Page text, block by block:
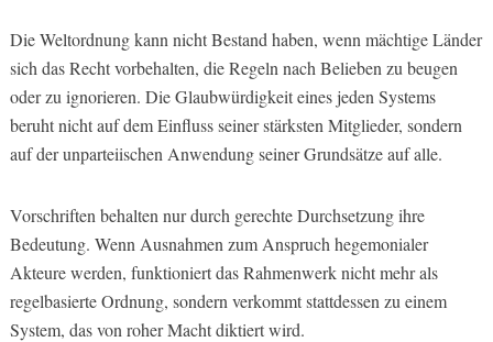
Die Weltordnung kann nicht Bestand haben, wenn mächtige Länder
sich das Recht vorbehalten, die Regeln nach Belieben zu beugen
oder zu ignorieren. Die Glaubwürdigkeit eines jeden Systems
beruht nicht auf dem Einfluss seiner stärksten Mitglieder, sondern
auf der unparteiischen Anwendung seiner Grundsätze auf alle.
Vorschriften behalten nur durch gerechte Durchsetzung ihre
Bedeutung. Wenn Ausnahmen zum Anspruch hegemonialer
Akteure werden, funktioniert das Rahmenwerk nicht mehr als
regelbasierte Ordnung, sondern verkommt stattdessen zu einem
System, das von roher Macht diktiert wird.